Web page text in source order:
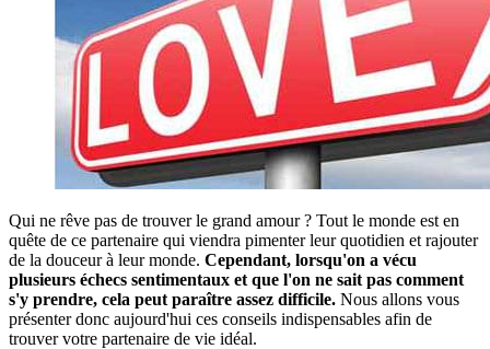
Qui ne rêve pas de trouver le grand amour ? Tout le monde est en
quête de ce partenaire qui viendra pimenter leur quotidien et rajouter
de la douceur à leur monde. Cependant, lorsqu'on a vécu
plusieurs échecs sentimentaux et que l'on ne sait pas comment
s'y prendre, cela peut paraître assez difficile. Nous allons vous
présenter donc aujourd'hui ces conseils indispensables afin de
trouver votre partenaire de vie idéal.